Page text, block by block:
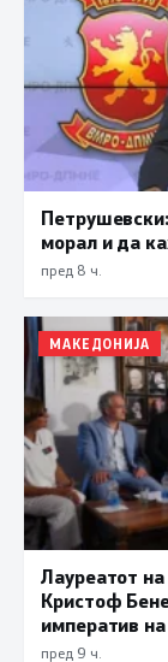
морал и да
пред 8 ч.
МАКЕДОНИЈА
Лауреатот
Кристоф
императив
пред 9 ч.